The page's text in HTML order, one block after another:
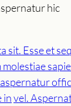
hic
sit. Esse et
aspernatur
invel.